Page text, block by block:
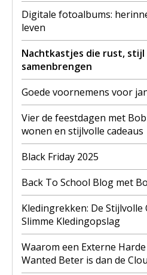
Digitale fotoalbums:
leven
Nachtkastjes die rust,
samenbrengen
Goede voornemens voor
Vier de feestdagen met
wonen en stijlvolle cadeaus
Black Friday 2025
Back To School Blog met
Kledingrekken: De
Slimme Kledingopslag
Waarom een Externe
Wanted Beter is dan de